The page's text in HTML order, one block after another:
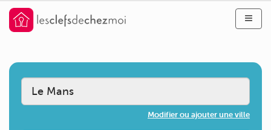
Modifier ou ajouter une ville